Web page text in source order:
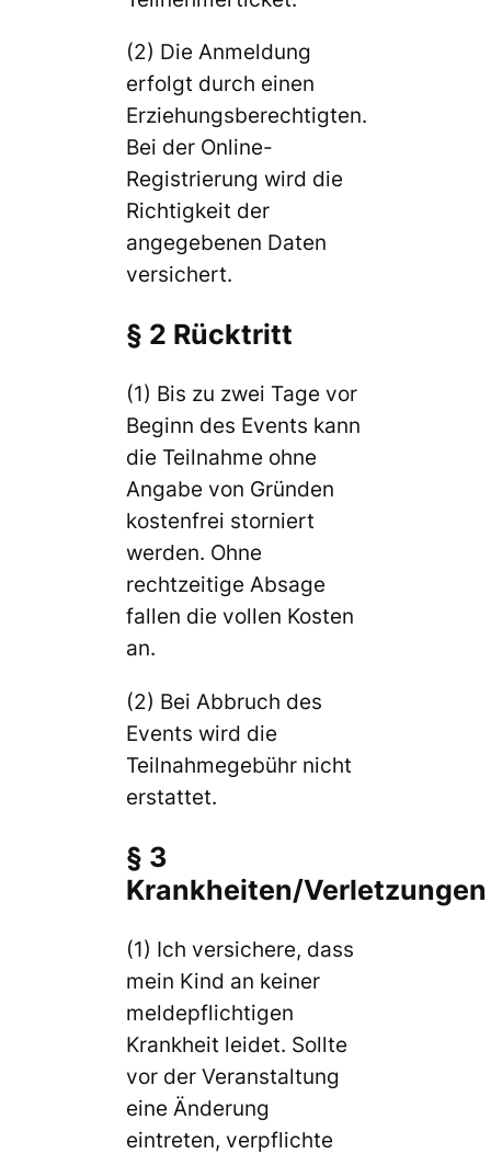
(2) Die Anmeldung
erfolgt durch einen
Erziehungsberechtigten.
Bei der Online-
Registrierung wird die
Richtigkeit der
angegebenen Daten
versichert.
§ 2 Rücktritt
(1) Bis zu zwei Tage vor
Beginn des Events kann
die Teilnahme ohne
Angabe von Gründen
kostenfrei storniert
werden. Ohne
rechtzeitige Absage
fallen die vollen Kosten
an.
(2) Bei Abbruch des
Events wird die
Teilnahmegebühr nicht
erstattet.
§ 3
Krankheiten/Verletzungen
(1) Ich versichere, dass
mein Kind an keiner
meldepflichtigen
Krankheit leidet. Sollte
vor der Veranstaltung
eine Änderung
eintreten, verpflichte